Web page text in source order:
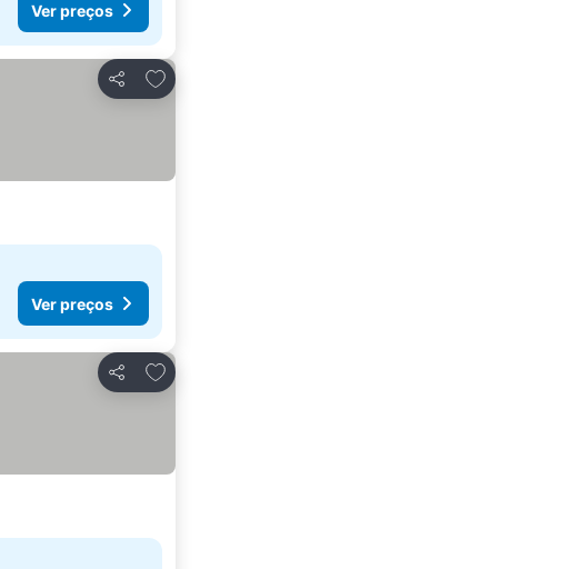
Ver preços
Partilhar
Adicionar aos favoritos
Ver preços
Partilhar
Adicionar aos favoritos